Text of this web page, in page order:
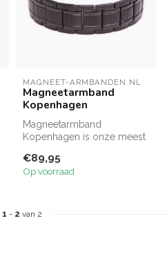
MAGNEET-ARMBANDEN.NL
Magneetarmband
Kopenhagen
Magneetarmband
Kopenhagen is onze meest
recht een kracht...
€89,95
Op voorraad
1 - 2 van 2